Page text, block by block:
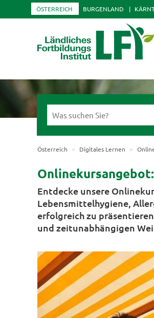
ÖSTERREICH BURGENLAND
Österreich Digitales Lernen
Entdecke unsere
Lebensmittelhygiene,
erfolgreich zu
und zeitunabhängigen